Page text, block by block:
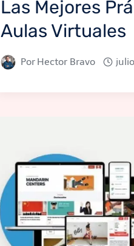
Las Mejores
Aulas Virtuales
Por Hector Bravo